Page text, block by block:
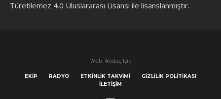
Türetilemez 4.0 Uluslararası Lisansı ile lisanslanmıştır.
Web: Andaç Işık
EKIP RADYO ETKINLIK TAKVIMI
GIZLILIK POLITIKASI
İLETIŞIM